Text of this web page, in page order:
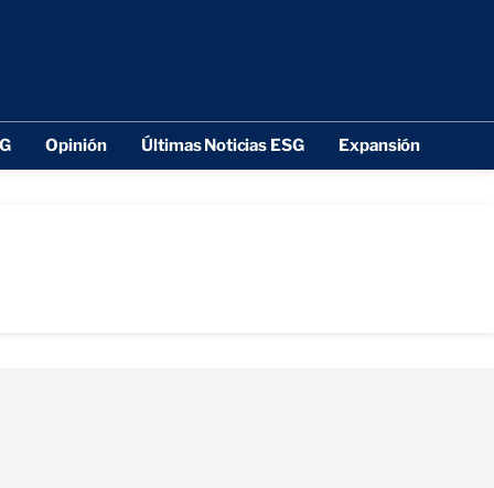
Opinión Últimas Noticias ESG Expansión